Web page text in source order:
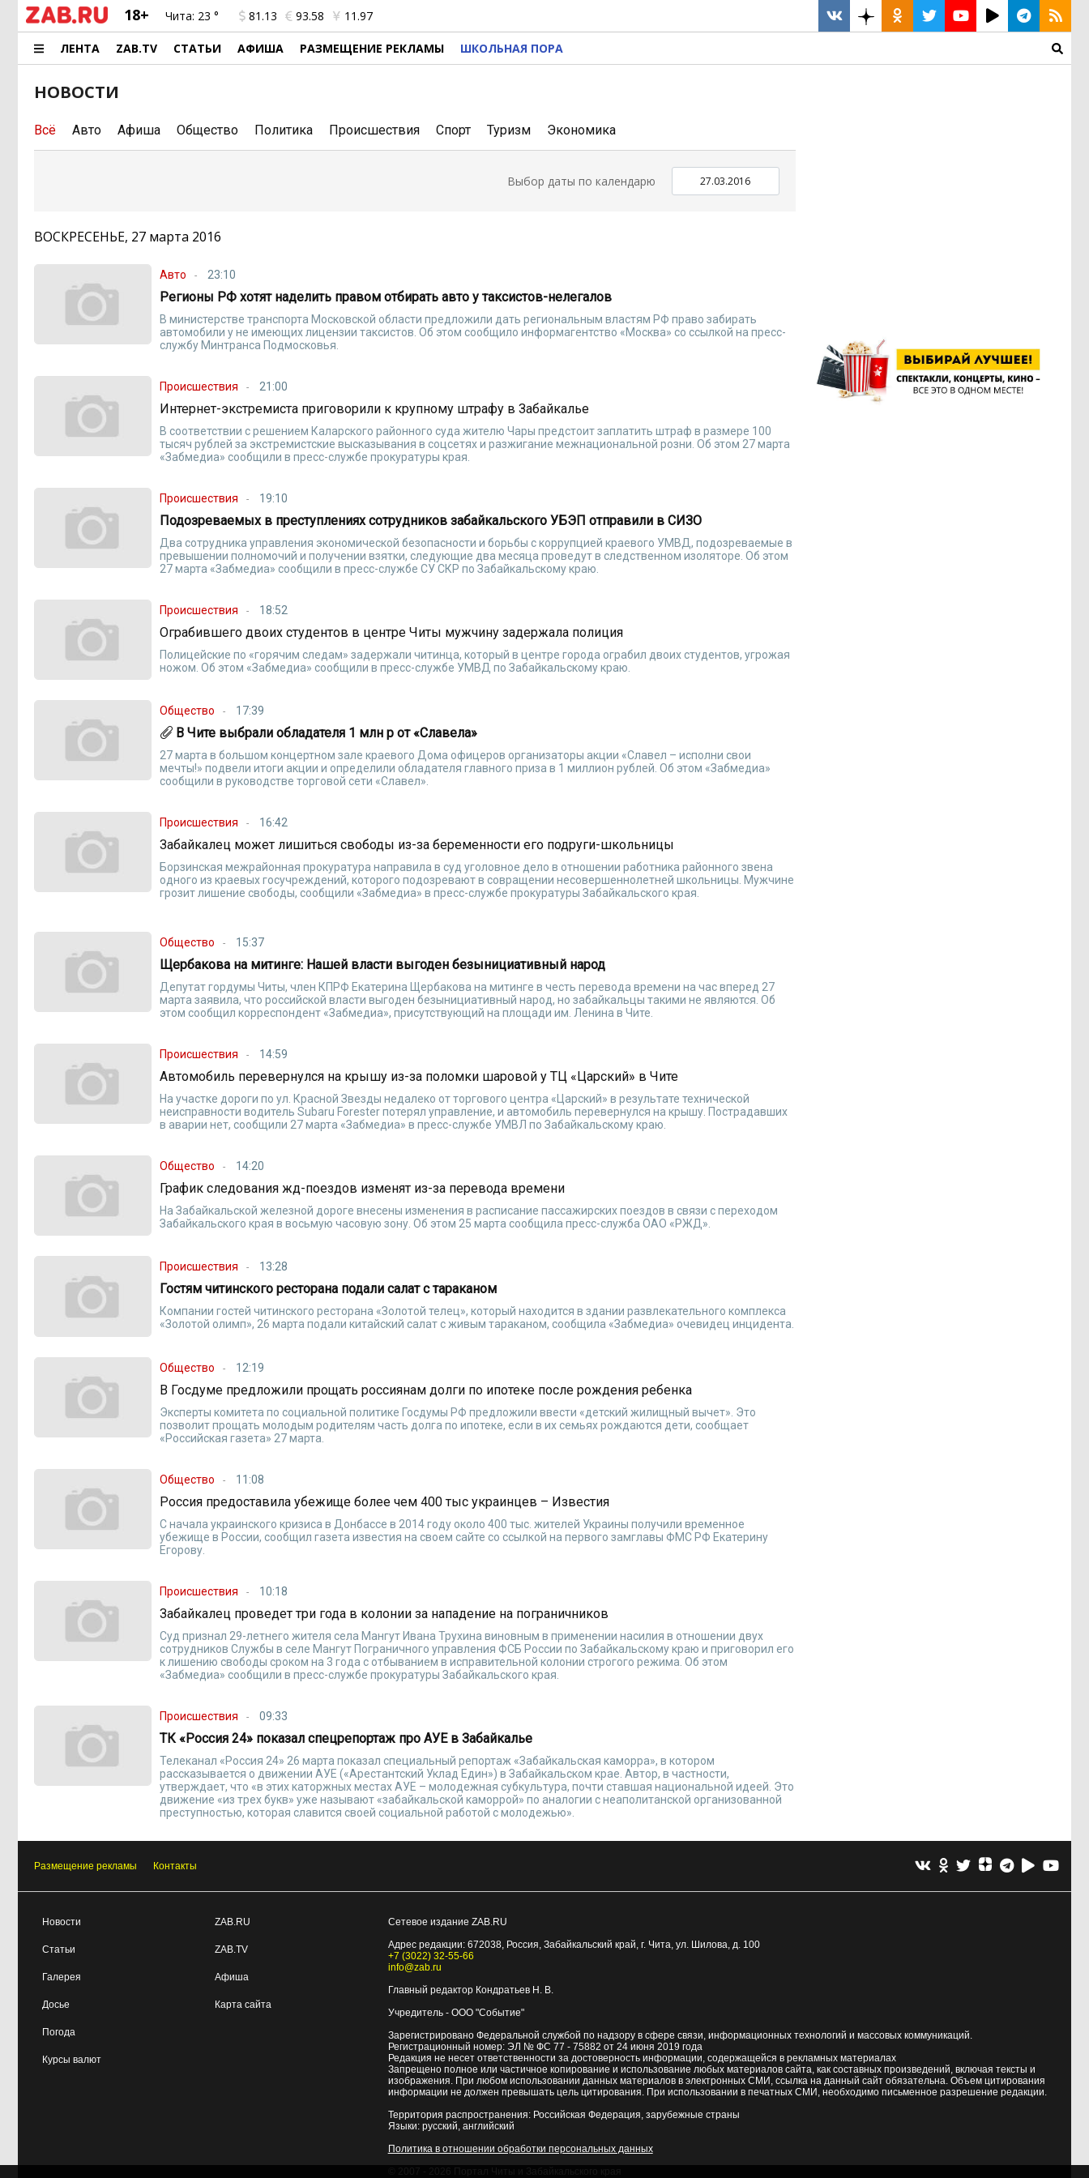
18+ Чита: 23 ° 81.13 93.58 11.97
ЛЕНТА ZAB.TV СТАТЬИ АФИША РАЗМЕЩЕНИЕ РЕКЛАМЫ ШКОЛЬНАЯ ПОРА
НОВОСТИ
Всё Авто Афиша Общество Политика Происшествия Спорт Туризм Экономика
Выбор даты по календарю
ВОСКРЕСЕНЬЕ, 27 марта 2016
Авто 23:10
Регионы РФ хотят наделить правом отбирать авто у таксистов-нелегалов
В министерстве транспорта Московской области предложили дать региональным властям РФ право забирать
автомобили у не имеющих лицензии таксистов. Об этом сообщило информагентство «Москва» со ссылкой на пресс-
службу Минтранса Подмосковья.
Происшествия 21:00
Интернет-экстремиста приговорили к крупному штрафу в Забайкалье
В соответствии с решением Каларского районного суда жителю Чары предстоит заплатить штраф в размере 100
тысяч рублей за экстремистские высказывания в соцсетях и разжигание межнациональной розни. Об этом 27 марта
«Забмедиа» сообщили в пресс-службе прокуратуры края.
Происшествия 19:10
Подозреваемых в преступлениях сотрудников забайкальского УБЭП отправили в СИЗО
Два сотрудника управления экономической безопасности и борьбы с коррупцией краевого УМВД, подозреваемые в
превышении полномочий и получении взятки, следующие два месяца проведут в следственном изоляторе. Об этом
27 марта «Забмедиа» сообщили в пресс-службе СУ СКР по Забайкальскому краю.
Происшествия 18:52
Ограбившего двоих студентов в центре Читы мужчину задержала полиция
Полицейские по «горячим следам» задержали читинца, который в центре города ограбил двоих студентов, угрожая
ножом. Об этом «Забмедиа» сообщили в пресс-службе УМВД по Забайкальскому краю.
Общество 17:39
В Чите выбрали обладателя 1 млн р от «Славела»
27 марта в большом концертном зале краевого Дома офицеров организаторы акции «Славел – исполни свои
мечты!» подвели итоги акции и определили обладателя главного приза в 1 миллион рублей. Об этом «Забмедиа»
сообщили в руководстве торговой сети «Славел».
Происшествия 16:42
Забайкалец может лишиться свободы из-за беременности его подруги-школьницы
Борзинская межрайонная прокуратура направила в суд уголовное дело в отношении работника районного звена
одного из краевых госучреждений, которого подозревают в совращении несовершеннолетней школьницы. Мужчине
грозит лишение свободы, сообщили «Забмедиа» в пресс-службе прокуратуры Забайкальского края.
Общество 15:37
Щербакова на митинге: Нашей власти выгоден безынициативный народ
Депутат гордумы Читы, член КПРФ Екатерина Щербакова на митинге в честь перевода времени на час вперед 27
марта заявила, что российской власти выгоден безынициативный народ, но забайкальцы такими не являются. Об
этом сообщил корреспондент «Забмедиа», присутствующий на площади им. Ленина в Чите.
Происшествия 14:59
Автомобиль перевернулся на крышу из-за поломки шаровой у ТЦ «Царский» в Чите
На участке дороги по ул. Красной Звезды недалеко от торгового центра «Царский» в результате технической
неисправности водитель Subaru Forester потерял управление, и автомобиль перевернулся на крышу. Пострадавших
в аварии нет, сообщили 27 марта «Забмедиа» в пресс-службе УМВЛ по Забайкальскому краю.
Общество 14:20
График следования жд-поездов изменят из-за перевода времени
На Забайкальской железной дороге внесены изменения в расписание пассажирских поездов в связи с переходом
Забайкальского края в восьмую часовую зону. Об этом 25 марта сообщила пресс-служба ОАО «РЖД».
Происшествия 13:28
Гостям читинского ресторана подали салат с тараканом
Компании гостей читинского ресторана «Золотой телец», который находится в здании развлекательного комплекса
«Золотой олимп», 26 марта подали китайский салат с живым тараканом, сообщила «Забмедиа» очевидец инцидента.
Общество 12:19
В Госдуме предложили прощать россиянам долги по ипотеке после рождения ребенка
Эксперты комитета по социальной политике Госдумы РФ предложили ввести «детский жилищный вычет». Это
позволит прощать молодым родителям часть долга по ипотеке, если в их семьях рождаются дети, сообщает
«Российская газета» 27 марта.
Общество 11:08
Россия предоставила убежище более чем 400 тыс украинцев – Известия
С начала украинского кризиса в Донбассе в 2014 году около 400 тыс. жителей Украины получили временное
убежище в России, сообщил газета известия на своем сайте со ссылкой на первого замглавы ФМС РФ Екатерину
Егорову.
Происшествия 10:18
Забайкалец проведет три года в колонии за нападение на пограничников
Суд признал 29-летнего жителя села Мангут Ивана Трухина виновным в применении насилия в отношении двух
сотрудников Службы в селе Мангут Пограничного управления ФСБ России по Забайкальскому краю и приговорил его
к лишению свободы сроком на 3 года с отбыванием в исправительной колонии строгого режима. Об этом
«Забмедиа» сообщили в пресс-службе прокуратуры Забайкальского края.
Происшествия 09:33
ТК «Россия 24» показал спецрепортаж про АУЕ в Забайкалье
Телеканал «Россия 24» 26 марта показал специальный репортаж «Забайкальская каморра», в котором
рассказывается о движении АУЕ («Арестантский Уклад Един») в Забайкальском крае. Автор, в частности,
утверждает, что «в этих каторжных местах АУЕ – молодежная субкультура, почти ставшая национальной идеей. Это
движение «из трех букв» уже называют «забайкальской каморрой» по аналогии с неаполитанской организованной
преступностью, которая славится своей социальной работой с молодежью».
Размещение рекламы Контакты
Новости
Статьи
Галерея
Досье
Погода
Курсы валют
ZAB.RU
ZAB.TV
Афиша
Карта сайта
Сетевое издание ZAB.RU
Адрес редакции: 672038, Россия, Забайкальский край, г. Чита ул. Шилова, д. 100
+7 (3022) 32-55-66
info@zab.ru
Главный редактор Кондратьев Н. В.
Учредитель - ООО "Событие"
Зарегистрировано Федеральной службой по надзору в сфере связи, информационных технологий и массовых коммуникаций.
Регистрационный номер: ЭЛ № ФС 77 - 75882 от 24 июня 2019 года
Редакция не несет ответственности за достоверность информации, содержащейся в рекламных материалах
Запрещено полное или частичное копирование и использование любых материалов сайта, как составных произведений, включая тексты и
изображения. При любом использовании данных материалов в электронных СМИ, ссылка на данный сайт обязательна. Объем цитирования
информации не должен превышать цель цитирования. При использовании в печатных СМИ, необходимо письменное разрешение редакции.
Территория распространения: Российская Федерация, зарубежные страны
Языки: русский, английский
Политика в отношении обработки персональных данных